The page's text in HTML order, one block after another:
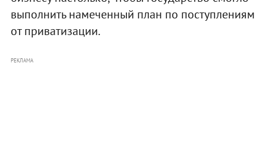
выполнить намеченный план по поступлениям
от приватизации.
РЕКЛАМА